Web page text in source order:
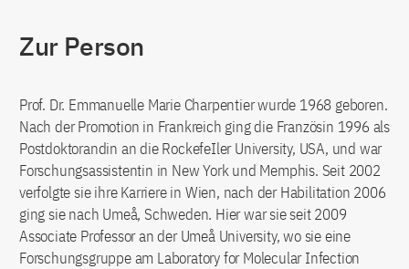
Zur Person
Prof. Dr. Emmanuelle Marie Charpentier wurde 1968 geboren.
Nach der Promotion in Frankreich ging die Französin 1996 als
Postdoktorandin an die RockefeIler University, USA, und war
Forschungsassistentin in New York und Memphis. Seit 2002
verfolgte sie ihre Karriere in Wien, nach der Habilitation 2006
ging sie nach Umeå, Schweden. Hier war sie seit 2009
Associate Professor an der Umeå University, wo sie eine
Forschungsgruppe am Laboratory for Molecular Infection